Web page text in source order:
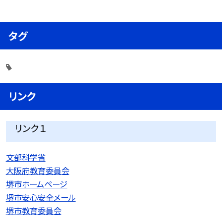
タグ
リンク
リンク１
文部科学省
大阪府教育委員会
堺市ホームページ
堺市安心安全メール
堺市教育委員会